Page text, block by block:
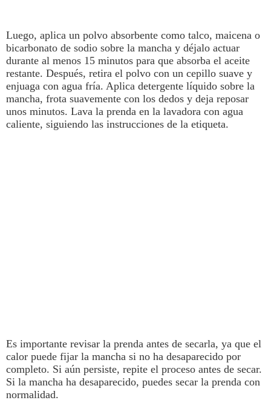
Luego, aplica un polvo absorbente como talco, maicena o
bicarbonato de sodio sobre la mancha y déjalo actuar
durante al menos 15 minutos para que absorba el aceite
restante. Después, retira el polvo con un cepillo suave y
enjuaga con agua fría. Aplica detergente líquido sobre la
mancha, frota suavemente con los dedos y deja reposar
unos minutos. Lava la prenda en la lavadora con agua
caliente, siguiendo las instrucciones de la etiqueta.
Es importante revisar la prenda antes de secarla, ya que el
calor puede fijar la mancha si no ha desaparecido por
completo. Si aún persiste, repite el proceso antes de secar.
Si la mancha ha desaparecido, puedes secar la prenda con
normalidad.